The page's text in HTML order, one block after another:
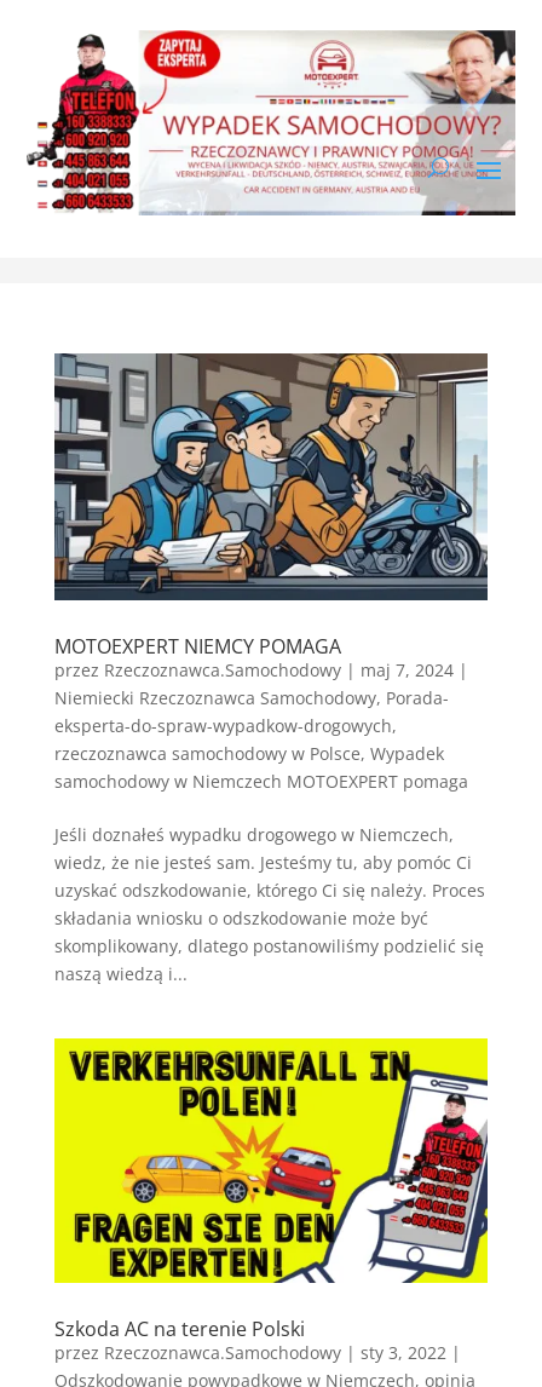
MOTOEXPERT NIEMCY POMAGA
przez Rzeczoznawca.Samochodowy| maj 7, 2024|
Niemiecki Rzeczoznawca Samochodowy, Porada-
eksperta-do-spraw-wypadkow-drogowych,
rzeczoznawca samochodowy w Polsce, Wypadek
samochodowy w Niemczech MOTOEXPERT pomaga
Jeśli doznałeś wypadku drogowego w Niemczech,
wiedz, że nie jesteś sam. Jesteśmy tu, aby pomóc Ci
uzyskać odszkodowanie, którego Ci się należy. Proces
składania wniosku o odszkodowanie może być
skomplikowany, dlatego postanowiliśmy podzielić się
naszą wiedzą i...
Szkoda AC na terenie Polski
przez Rzeczoznawca.Samochodowy| sty 3, 2022|
Odszkodowanie powypadkowe w Niemczech, opinia